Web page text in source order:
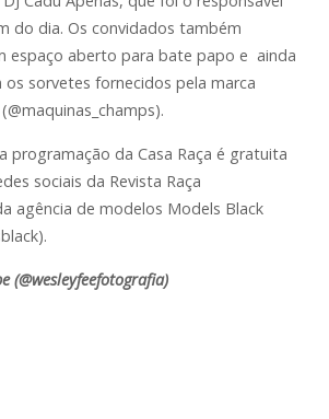
do dia. Os convidados também
espaço aberto para bate papo e ainda
os sorvetes fornecidos pela marca
programação da Casa Raça é gratuita
sociais da Revista Raça
agência de modelos Models Black
(@wesleyfeefotografia)